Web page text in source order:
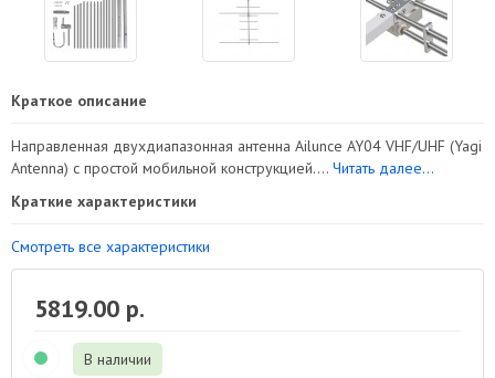
Краткое описание
Направленная двухдиапазонная антенна Ailunce AY04 VHF/UHF (Yagi
Antenna) с простой мобильной конструкцией.... Читать далее...
Краткие характеристики
Смотреть все характеристики
5819.00 р.
В наличии